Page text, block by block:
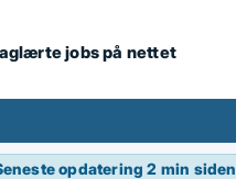
jobs på nettet
opdatering2 min siden